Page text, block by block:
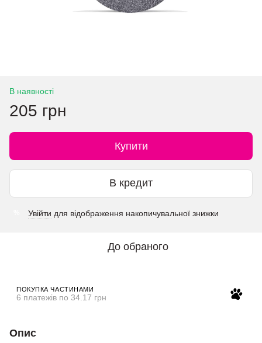
В наявності
205 грн
Купити
В кредит
Увійти для відображення накопичувальної знижки
До обраного
ПОКУПКА ЧАСТИНАМИ
6 платежів по 34.17 грн
Опис